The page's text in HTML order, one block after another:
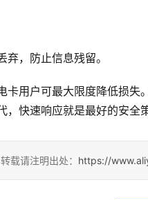
，防止信息残留。
卡用户可最大限度降低损失
快速响应就是最好的安全策
载请注明出处： https://